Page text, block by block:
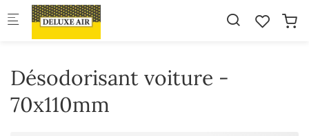
Skip to main content
Désodorisant voiture -
70x110mm